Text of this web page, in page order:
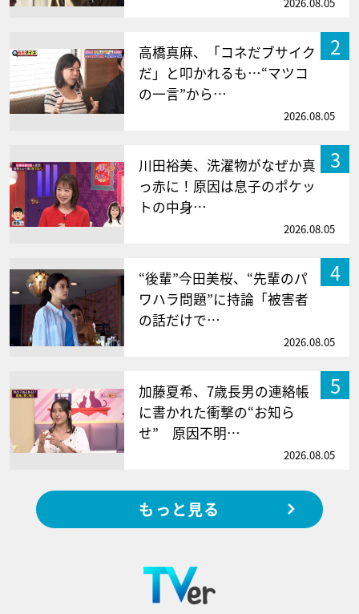
2
高橋真麻、「コネだブサイク
だ」と叩かれるも…“マツコ
の一言”から…
2026.08.05
3
川田裕美、洗濯物がなぜか真
っ赤に！原因は息子のポケッ
トの中身…
2026.08.05
4
“後輩”今田美桜、“先輩のパ
ワハラ問題”に持論「被害者
の話だけで…
2026.08.05
5
加藤夏希、7歳長男の連絡帳
に書かれた衝撃の“お知ら
せ” 原因不明…
2026.08.05
もっと見る